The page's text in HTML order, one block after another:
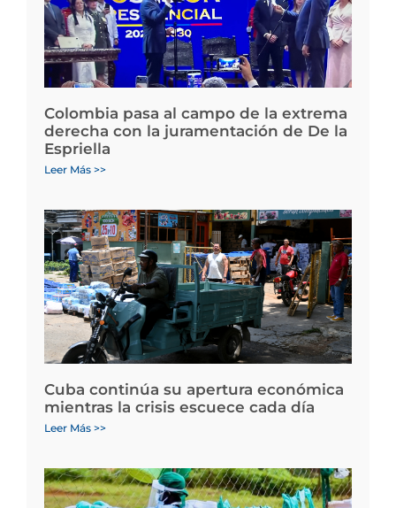
Colombia pasa al campo de la extrema
derecha con la juramentación de De la
Espriella
Leer Más >>
Cuba continúa su apertura económica
mientras la crisis escuece cada día
Leer Más >>